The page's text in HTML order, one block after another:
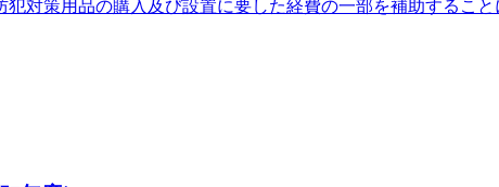
対策用品の購入及び設置に要した経費の一部を補助するこ